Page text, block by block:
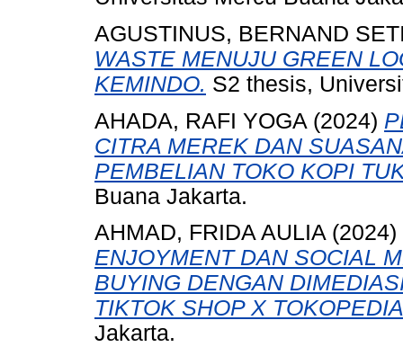
AGUSTINUS, BERNAND
WASTE MENUJU GREEN
KEMINDO. S2 thesis,
AHADA, RAFI YOGA (2024)
CITRA MEREK DAN
PEMBELIAN TOKO KOPI
Buana Jakarta.
AHMAD, FRIDA AULIA(2024)
ENJOYMENT DAN SOCIAL
BUYING DENGAN
TIKTOK SHOP X
Jakarta.